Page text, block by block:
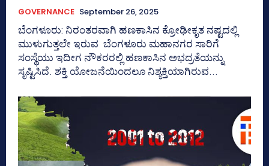
GOVERNANCE September 26, 2025
ಬೆಂಗಳೂರು: ನಿರಂತರವಾಗಿ ಹಣಕಾಸಿನ ಕ್ರೋಢೀಕೃತ ನಷ್ಟದಲ್ಲಿ
ಮುಳುಗುತ್ತಲೇ ಇರುವ ಬೆಂಗಳೂರು ಮಹಾನಗರ ಸಾರಿಗೆ
ಸಂಸ್ಥೆಯು ಇದೀಗ ನೌಕರರಲ್ಲಿ ಹಣಕಾಸಿನ ಅಭದ್ರತೆಯನ್ನು
ಸೃಷ್ಟಿಸಿದೆ. ಶಕ್ತಿ ಯೋಜನೆಯಿಂದಲೂ ನಿಶ್ಯಕ್ತಿಯಾಗಿರುವ...